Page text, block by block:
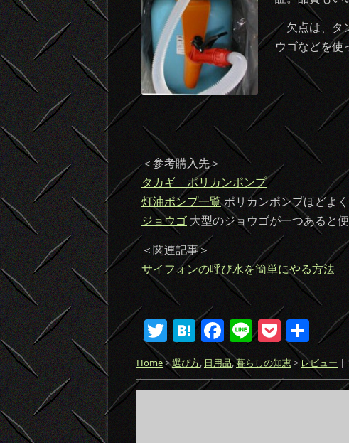
欠点は、タン
ウゴなどを使
＜参考購入先＞
タカギ ポリカンポンプ
灯油ポンプ一覧ポリカンポンプほどよ
ジョウゴ 大型のジョウゴが一つあると
＜関連記事＞
サイフォンの呼び水を簡単にやる方法
T
w
itt
er
H
at
e
n
F
a
c
e
Li
n
e
P
o
ck
et
共
有
Home>選び方, 日用品,暮らしの知恵>レビュー |